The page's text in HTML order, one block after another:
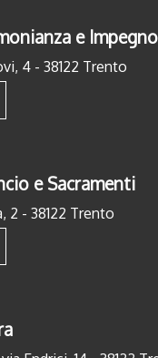
e
4 - 38122 Trento
e Sacramenti
2 - 38122 Trento